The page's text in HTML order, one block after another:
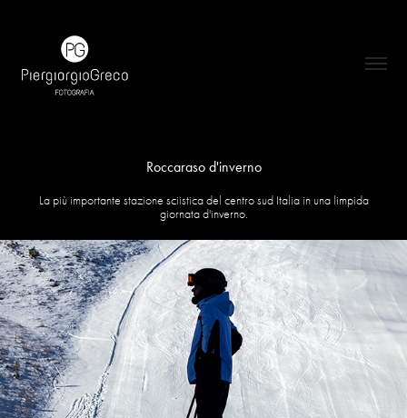
Roccaraso d'inverno
La più importante stazione sciistica del centro sud Italia in una limpida
giornata d'inverno.